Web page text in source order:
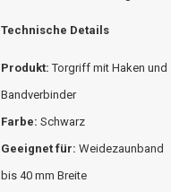
Technische Details
Produkt: Torgriff mit Haken und
Bandverbinder
Farbe: Schwarz
Geeignet für: Weidezaunband
bis 40 mm Breite